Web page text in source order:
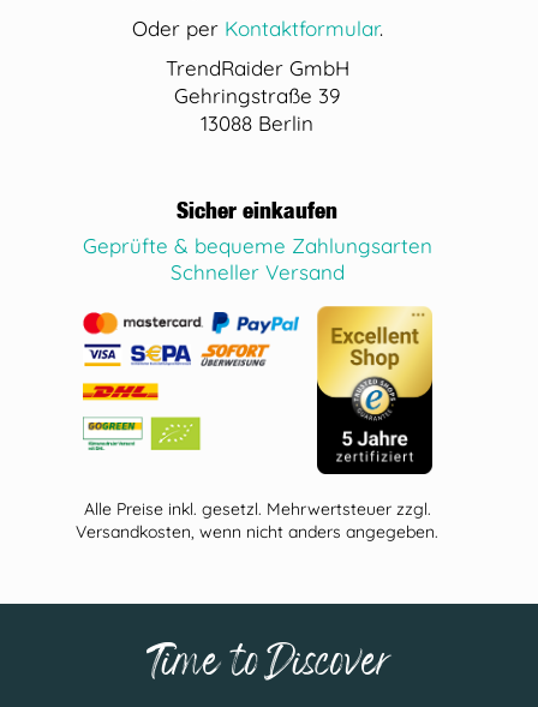
Oder per Kontaktformular.
TrendRaider GmbH
Gehringstraße 39
13088 Berlin
Sicher einkaufen
Geprüfte & bequeme Zahlungsarten
Schneller Versand
Alle Preise inkl. gesetzl. Mehrwertsteuer zzgl.
Versandkosten, wenn nicht anders angegeben.
Time to Discover